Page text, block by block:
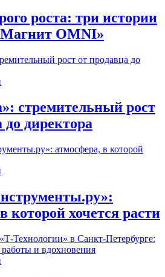
роста: три истории
OMNI»
стремительный рост
до директора
которой хочется расти